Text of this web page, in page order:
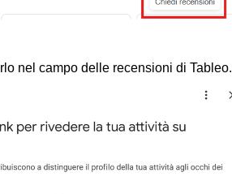
nel campo delle recensioni di Tableo.